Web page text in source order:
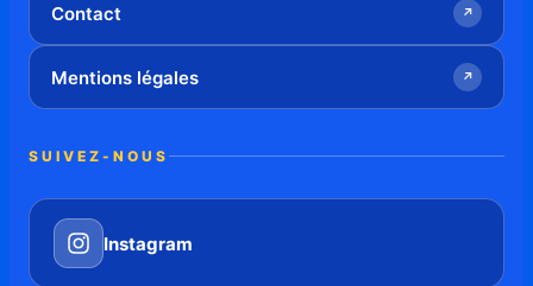
Contact ↗
Mentions légales ↗
SUIVEZ-NOUS
Instagram